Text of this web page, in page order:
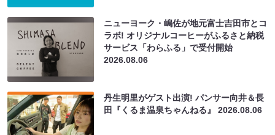
ニューヨーク・嶋佐が地元富士吉田市とコ
ラボ! オリジナルコーヒーがふるさと納税
サービス「わらふる」で受付開始
2026.08.06
丹生明里がゲスト出演! パンサー向井＆長
田『くるま温泉ちゃんねる』2026.08.06